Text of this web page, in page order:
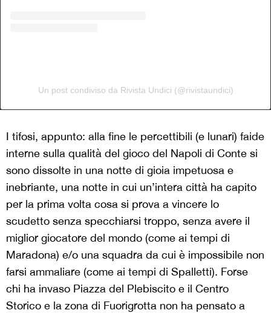
Un post condiviso da Rivista Undici (@rivistaundici)
I tifosi, appunto: alla fine le percettibili (e lunari) faide
interne sulla qualità del gioco del Napoli di Conte si
sono dissolte in una notte di gioia impetuosa e
inebriante, una notte in cui un’intera città ha capito
per la prima volta cosa si prova a vincere lo
scudetto senza specchiarsi troppo, senza avere il
miglior giocatore del mondo (come ai tempi di
Maradona) e/o una squadra da cui è impossibile non
farsi ammaliare (come ai tempi di Spalletti). Forse
chi ha invaso Piazza del Plebiscito e il Centro
Storico e la zona di Fuorigrotta non ha pensato a